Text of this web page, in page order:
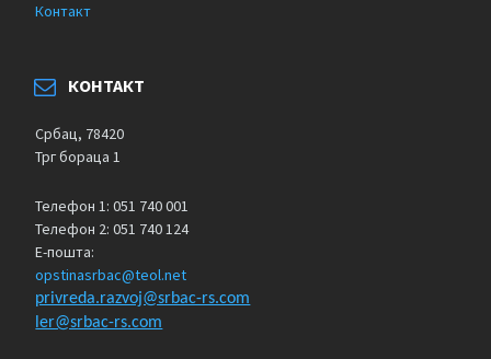
Контакт
КОНТАКТ
Србац, 78420
Трг бораца 1
Телефон 1: 051 740 001
Телефон 2: 051 740 124
Е-пошта:
opstinasrbac@teol.net
privreda.razvoj@srbac-rs.com
ler@srbac-rs.com